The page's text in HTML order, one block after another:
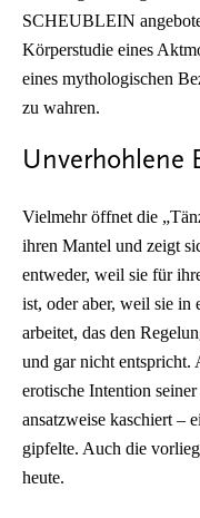
SCHEUBLEIN
Körperstudie eines
eines mythologischen
zu wahren.
Unverhohlene
Vielmehr öffnet die
ihren Mantel und zeigt
entweder, weil sie für
ist, oder aber, weil sie in
arbeitet, das den
und gar nicht entspricht.
erotische Intention
ansatzweise kaschiert –
gipfelte. Auch die
heute.